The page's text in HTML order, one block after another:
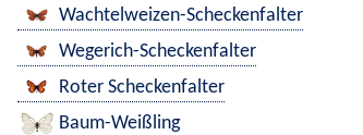
Wachtelweizen-Scheckenfalter
Wegerich-Scheckenfalter
Roter Scheckenfalter
Baum-Weißling